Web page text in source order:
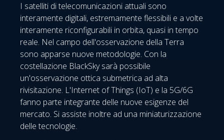
I satelliti di telecomunicazioni attuali sono
interamente digitali, estremamente flessibili e a volte
interamente riconfigurabili in orbita, quasi in tempo
reale. Nel campo dell'osservazione della Terra
sono apparse nuove metodologie. Con la
costellazione BlackSky sarà possibile
un'osservazione ottica submetrica ad alta
rivisitazione. L'Internet of Things (IoT) e la 5G/6G
fanno parte integrante delle nuove esigenze del
mercato. Si assiste inoltre ad una miniaturizzazione
delle tecnologie.